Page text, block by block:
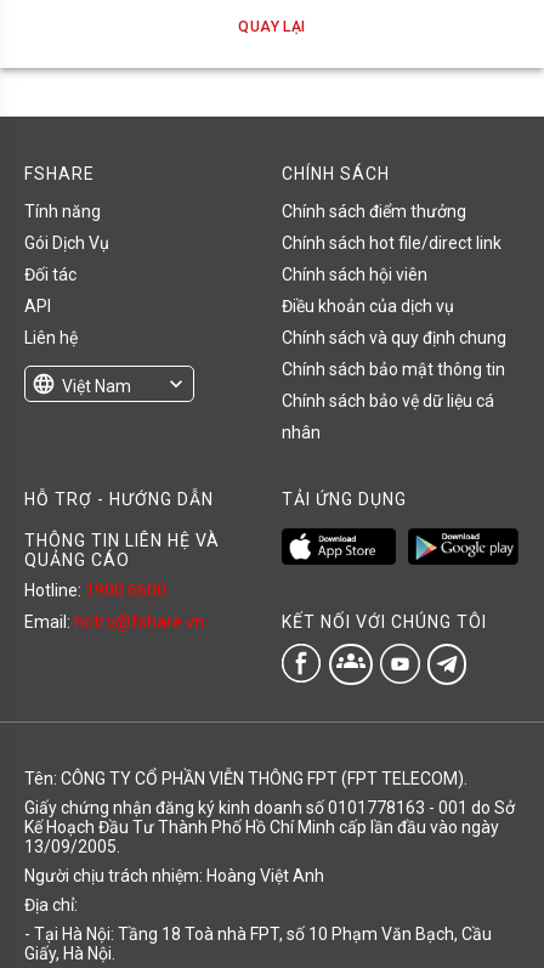
QUAY LẠI
FSHARE
Tính năng
Gói Dịch Vụ
Đối tác
API
Liên hệ
language Việt Nam
expand_more
CHÍNH SÁCH
Chính sách điểm thưởng
Chính sách hot file/direct link
Chính sách hội viên
Điều khoản của dịch vụ
Chính sách và quy định chung
Chính sách bảo mật thông tin
Chính sách bảo vệ dữ liệu cá
nhân
HỖ TRỢ - HƯỚNG DẪN
THÔNG TIN LIÊN HỆ VÀ
QUẢNG CÁO
Hotline: 1900 6600
Email: hotro@fshare.vn
TẢI ỨNG DỤNG
KẾT NỐI VỚI CHÚNG TÔI
groups
Tên: CÔNG TY CỔ PHẦN VIỄN THÔNG FPT (FPT TELECOM).
Giấy chứng nhận đăng ký kinh doanh số 0101778163 - 001 do Sở
Kế Hoạch Đầu Tư Thành Phố Hồ Chí Minh cấp lần đầu vào ngày
13/09/2005.
Người chịu trách nhiệm: Hoàng Việt Anh
Địa chỉ:
- Tại Hà Nội: Tầng 18 Toà nhà FPT, số 10 Phạm Văn Bạch, Cầu
Giấy, Hà Nội.